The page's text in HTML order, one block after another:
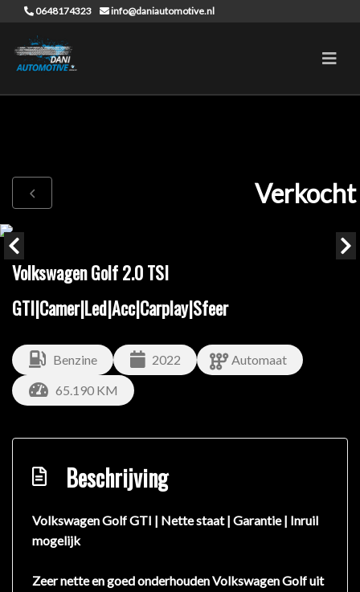
0648174323 info@daniautomotive.nl
Verkocht
Volkswagen Golf 2.0 TSI
GTI|Camer|Led|Acc|Carplay|Sfeer
Benzine 2022
Automaat
65.190 KM
Beschrijving
Volkswagen Golf GTI | Nette staat | Garantie | Inruil
mogelijk
Zeer nette en goed onderhouden Volkswagen Golf uit